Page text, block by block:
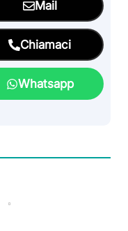
Mail
Chiamaci
Whatsapp